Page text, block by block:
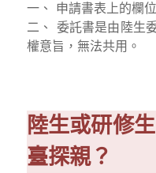
一、 申請書表上的欄
二、 委託書是由陸生
權意旨，無法共用。
陸生或研修
臺探親？